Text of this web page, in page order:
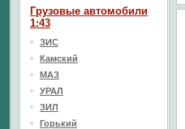
Грузовые автомобили
1:43
ЗИС
Камский
МАЗ
УРАЛ
ЗИЛ
Горький